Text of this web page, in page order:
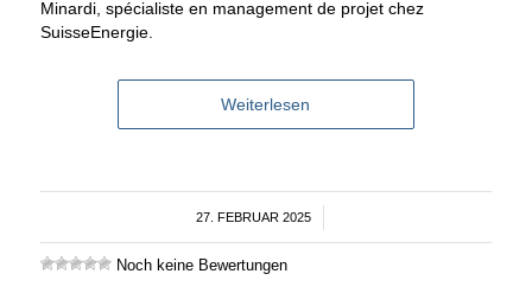
Minardi, spécialiste en management de projet chez
SuisseEnergie.
Weiterlesen
27. FEBRUAR 2025
/
Noch keine Bewertungen